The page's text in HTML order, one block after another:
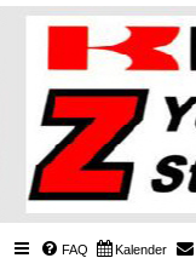
FAQ Kalender